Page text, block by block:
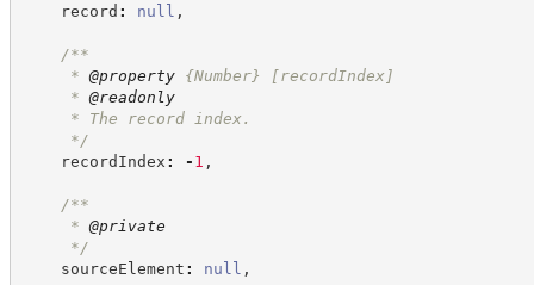
record : null ,
/**
* @property {Number}
[recordIndex]
* @readonly
* The record index.
*/
recordIndex : - 1 ,
/**
* @private
*/
sourceElement : null ,